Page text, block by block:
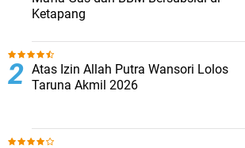
Ketapang
Atas Izin Allah Putra Wansori Lolos
Taruna Akmil 2026